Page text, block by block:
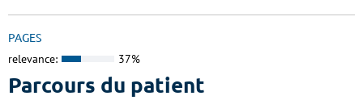
PAGES
relevance: 37%
Parcours du patient